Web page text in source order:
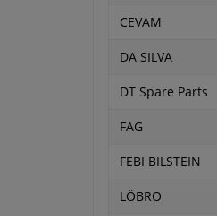
CEVAM
DA SILVA
DT Spare Parts
FAG
FEBI BILSTEIN
LÖBRO